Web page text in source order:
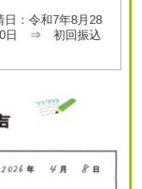
：令和7年8月28
日 ⇒ 初回振込